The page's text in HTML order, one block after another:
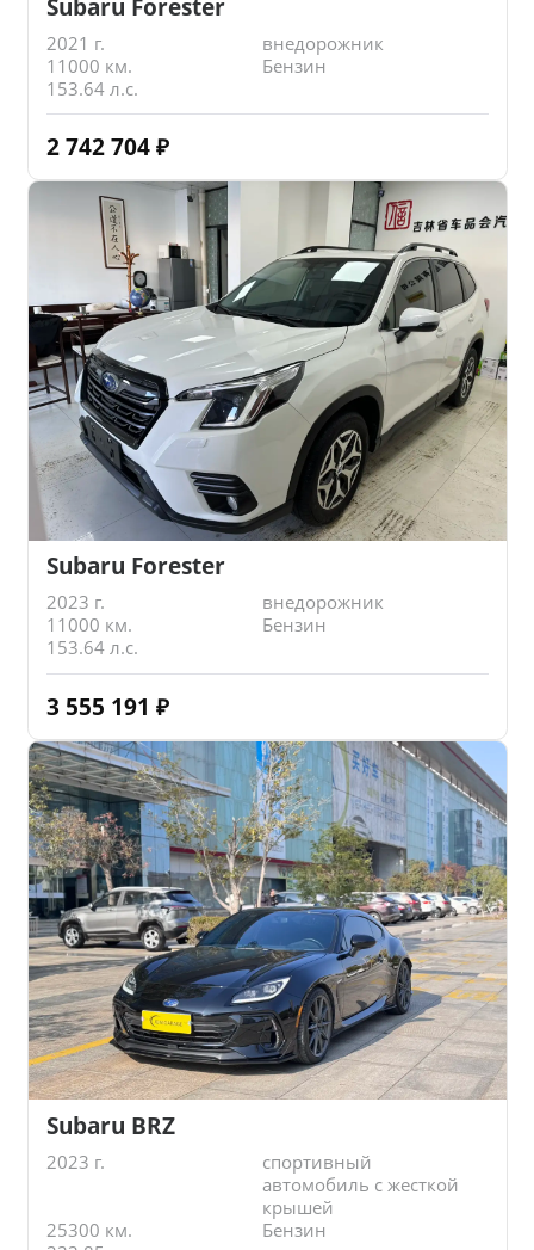
Subaru Forester
2021 г.
внедорожник
11000 км.
Бензин
153.64 л.с.
2 742 704 ₽
Subaru Forester
2023 г.
внедорожник
11000 км.
Бензин
153.64 л.с.
3 555 191 ₽
Subaru BRZ
2023 г.
спортивный
автомобиль с жесткой
крышей
25300 км.
Бензин